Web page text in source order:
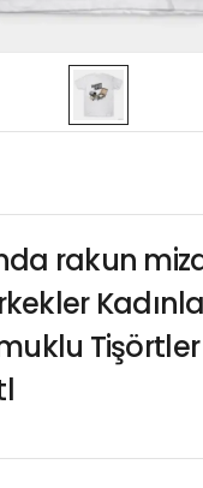
rakun
Tişörtler